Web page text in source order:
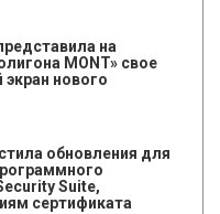
на
MONT» свое
нового
обновления для
Suite,
сертификата